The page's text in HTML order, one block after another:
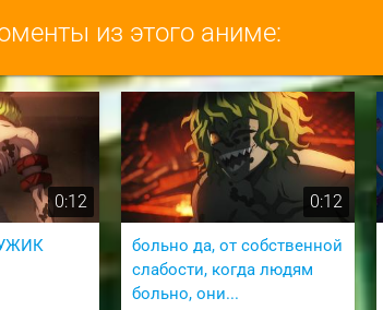
из этого аниме:
0:12 0:12
больно да, от собственной
слабости, когда людям
больно, они...